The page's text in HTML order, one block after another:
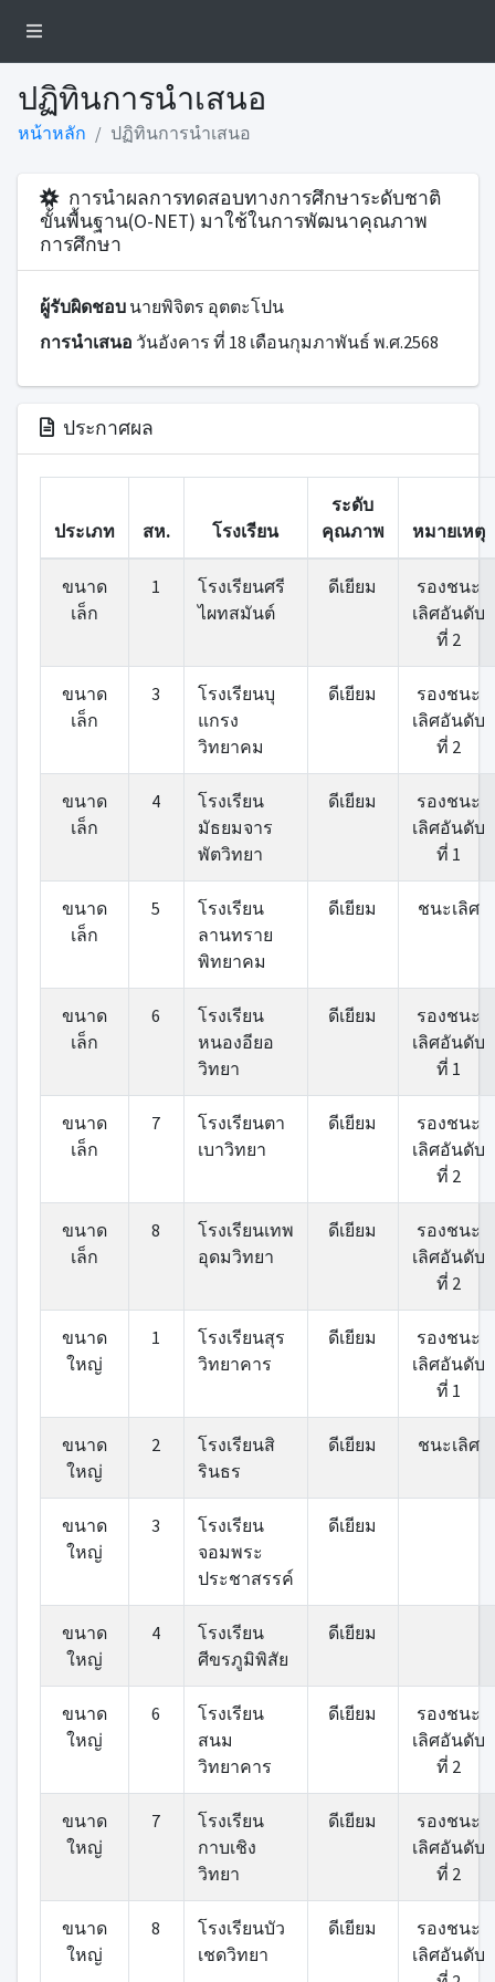
ปฏิทินการนำเสนอ
หน้าหลัก ปฏิทินการนำเสนอ
การนำผลการทดสอบทางการศึกษาระดับชาติ
ขั้นพื้นฐาน(O-NET) มาใช้ในการพัฒนาคุณภาพ
การศึกษา
ผู้รับผิดชอบนายพิจิตร อุตตะโปน
การนำเสนอ วันอังคาร ที่ 18 เดือนกุมภาพันธ์ พ.ศ.2568
ประกาศผล
ประเภท สห. โรงเรียน
ระดับ
คุณภาพ
หมายเหตุ
ขนาด
เล็ก
1
โรงเรียนศรี
ไผทสมันต์
ดีเยียม
รองชนะ
เลิศอันดับ
ที่ 2
ขนาด
เล็ก
3
โรงเรียนบุ
แกรง
วิทยาคม
ดีเยียม
รองชนะ
เลิศอันดับ
ที่ 2
ขนาด
เล็ก
4
โรงเรียน
มัธยมจาร
พัตวิทยา
ดีเยียม
รองชนะ
เลิศอันดับ
ที่ 1
ขนาด
เล็ก
5
โรงเรียน
ลานทราย
พิทยาคม
ดีเยียม ชนะเลิศ
ขนาด
เล็ก
6
โรงเรียน
หนองอียอ
วิทยา
ดีเยียม
รองชนะ
เลิศอันดับ
ที่ 1
ขนาด
เล็ก
7
โรงเรียนตา
เบาวิทยา
ดีเยียม
รองชนะ
เลิศอันดับ
ที่ 2
ขนาด
เล็ก
8
โรงเรียนเทพ
อุดมวิทยา
ดีเยียม
รองชนะ
เลิศอันดับ
ที่ 2
ขนาด
ใหญ่
1
โรงเรียนสุร
วิทยาคาร
ดีเยียม
รองชนะ
เลิศอันดับ
ที่ 1
ขนาด
ใหญ่
2
โรงเรียนสิ
รินธร
ดีเยียม ชนะเลิศ
ขนาด
ใหญ่
3
โรงเรียน
จอมพระ
ประชาสรรค์
ดีเยียม
ขนาด
ใหญ่
4
โรงเรียน
ศีขรภูมิพิสัย
ดีเยียม
ขนาด
ใหญ่
6
โรงเรียน
สนม
วิทยาคาร
ดีเยียม
รองชนะ
เลิศอันดับ
ที่ 2
ขนาด
ใหญ่
7
โรงเรียน
กาบเชิง
วิทยา
ดีเยียม
รองชนะ
เลิศอันดับ
ที่ 2
ขนาด
ใหญ่
8
โรงเรียนบัว
เชดวิทยา
ดีเยียม
รองชนะ
เลิศอันดับ